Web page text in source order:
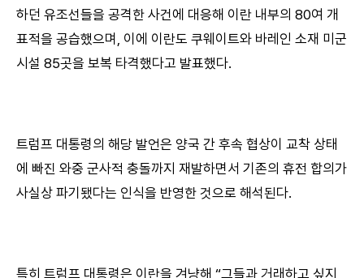
하던 유조선들을 공격한 사건에 대응해 이란 내부의 80여 개
표적을 공습했으며, 이에 이란도 쿠웨이트와 바레인 소재 미군
시설 85곳을 보복 타격했다고 발표했다.
트럼프 대통령의 해당 발언은 양국 간 후속 협상이 교착 상태
에 빠진 와중 군사적 충돌까지 재발하면서 기존의 휴전 합의가
사실상 파기됐다는 인식을 반영한 것으로 해석된다.
특히 트럼프 대통령은 이란을 겨냥해 “그들과 거래하고 싶지